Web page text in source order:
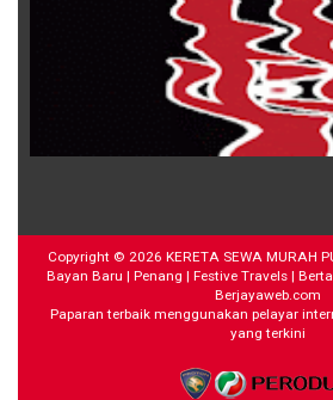
Copyright © 2026 KERETA SEWA MURAH
Bayan Baru | Penang | Festive Travels |
Berjayaweb.com
Paparan terbaik menggunakan pelayar
yang terkini